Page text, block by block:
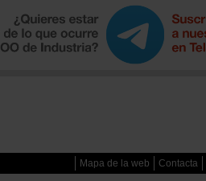
Mapa de la web Contacta